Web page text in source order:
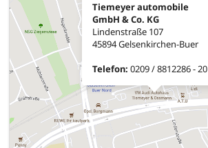
Tiemeyer automobile
GmbH & Co. KG
Lindenstraße 107
45894 Gelsenkirchen-Buer
Telefon: 0209 / 8812286 - 20